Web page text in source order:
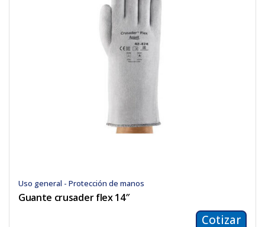
Uso general - Protección de manos
Guante crusader flex 14″
Cotizar